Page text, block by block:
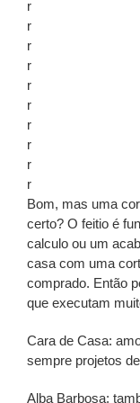
r
r
r
r
r
r
r
r
r
r
Bom, mas uma
certo? O feitio é
calculo ou um
casa com uma
comprado. Então
que executam
Cara de Casa:
sempre projetos
Alba Barbosa: